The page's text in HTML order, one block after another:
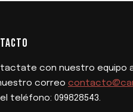
con nuestro equipo
correo
teléfono: 099828543.